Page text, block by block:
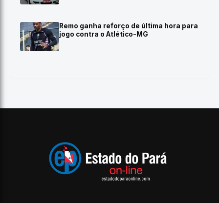
Remo ganha reforço de última hora para
jogo contra o Atlético-MG